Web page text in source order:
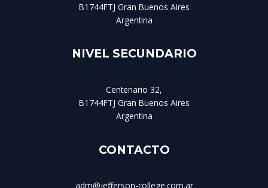
B1744FTJ Gran Buenos Aires
Argentina
NIVEL SECUNDARIO
Centenario 32,
B1744FTJ Gran Buenos Aires
Argentina
CONTACTO
adm@jefferson-college.com.ar